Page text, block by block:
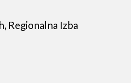
Regionalna Izba